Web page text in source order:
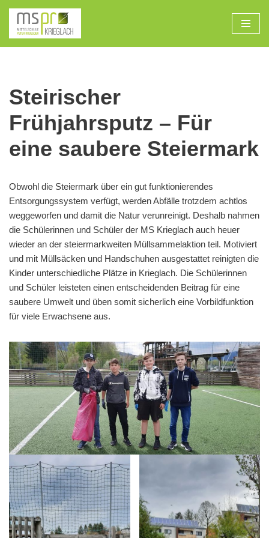
Zum
Inhalt
Steirischer
Frühjahrsputz – Für
eine saubere Steiermark
Obwohl die Steiermark über ein gut funktionierendes
Entsorgungssystem verfügt, werden Abfälle trotzdem achtlos
weggeworfen und damit die Natur verunreinigt. Deshalb nahmen
die Schülerinnen und Schüler der MS Krieglach auch heuer
wieder an der steiermarkweiten Müllsammelaktion teil. Motiviert
und mit Müllsäcken und Handschuhen ausgestattet reinigten die
Kinder unterschiedliche Plätze in Krieglach. Die Schülerinnen
und Schüler leisteten einen entscheidenden Beitrag für eine
saubere Umwelt und üben somit sicherlich eine Vorbildfunktion
für viele Erwachsene aus.